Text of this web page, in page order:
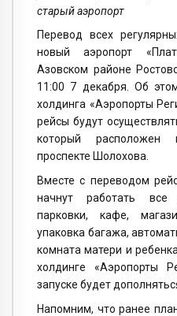
старый аэропорт
Перевод всех
новый аэропорт
Азовском районе
11:00 7 декабря. Об
холдинга «Аэропорты
рейсы будут
который расположен
проспекте Шолохова.
Вместе с переводом
начнут работать все
парковки, кафе,
упаковка багажа,
комната матери и
холдинге «Аэропорты
запуске будет
Напомним, что ранее